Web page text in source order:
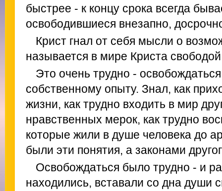
быстрее - к концу срока всегда
освободившиеся внезапно,
Крист гнал от себя мысли о
называется в мире Криста
Это очень трудно -
собственному опыту. Знал, как
жизни, как трудно входить в мир
нравственных мерок, как трудно
которые жили в душе человека до
были эти понятия, а законами
Освобождаться было трудно - и
находились, вставали со дна души